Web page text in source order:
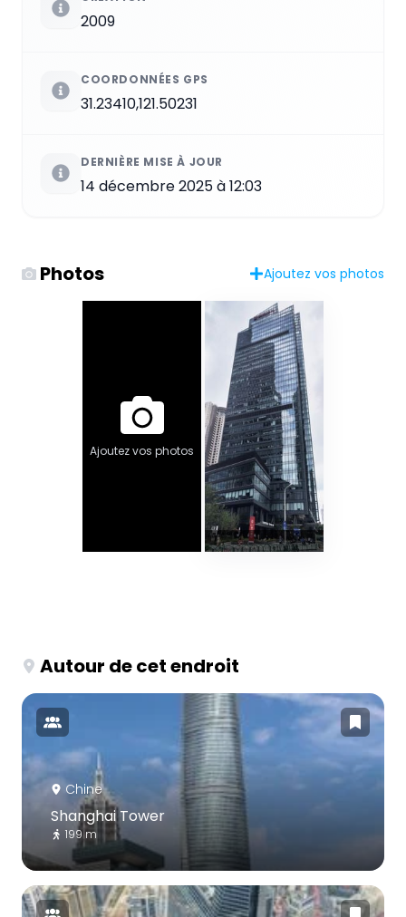
2009
COORDONNÉES GPS
31.23410,121.50231
DERNIÈRE MISE À JOUR
14 décembre 2025 à 12:03
Photos Ajoutez vos photos
Ajoutez vos photos
Autour de cet endroit
Chine
Shanghai Tower
199 m